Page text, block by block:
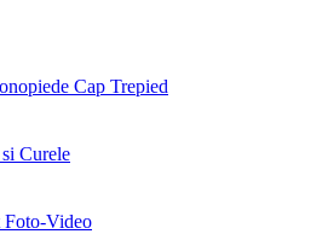
Cap Trepied
Curele
Foto-Video